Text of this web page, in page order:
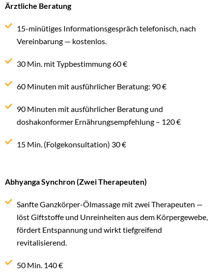
Ärztliche Beratung
15-minütiges Informationsgespräch telefonisch, nach
Vereinbarung — kostenlos.
30 Min. mit Typbestimmung 60 €
60 Minuten mit ausführlicher Beratung: 90 €
90 Minuten mit ausführlicher Beratung und
doshakonformer Ernährungsempfehlung – 120 €
15 Min. (Folgekonsultation) 30 €
Abhyanga Synchron (Zwei Therapeuten)
Sanfte Ganzkörper-Ölmassage mit zwei Therapeuten —
löst Giftstoffe und Unreinheiten aus dem Körpergewebe,
fördert Entspannung und wirkt tiefgreifend
revitalisierend.
50 Min. 140 €